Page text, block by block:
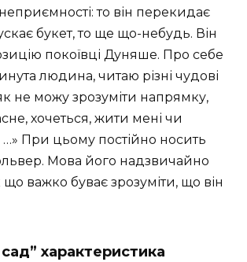
то він перекидає
букет, то ще що-небудь. Він
покоївці Дуняше. Про себе
людина, читаю різні чудові
не можу зрозуміти напрямку,
хочеться, жити мені чи
…» При цьому постійно носить
Мова його надзвичайно
що важко буває зрозуміти, що він
характеристика